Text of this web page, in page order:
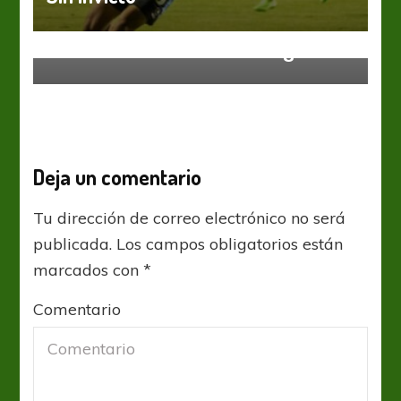
Primera Nacional
Deja un comentario
Tu dirección de correo electrónico no será
publicada. Los campos obligatorios están
marcados con*
Comentario